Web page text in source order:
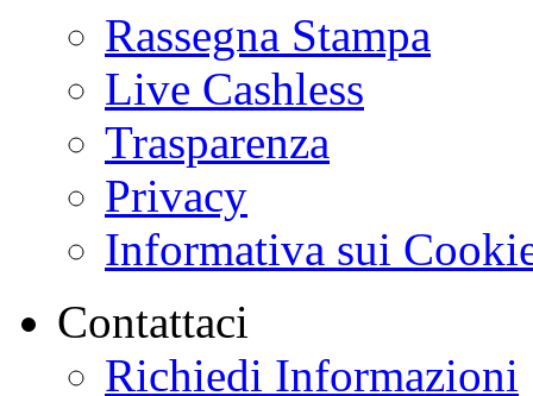
Rassegna Stampa
Live Cashless
Trasparenza
Privacy
Informativa sui
Contattaci
Richiedi Informazioni